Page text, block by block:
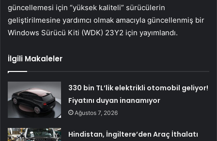
güncellemesi için “yüksek kaliteli” sürücülerin
geliştirilmesine yardımcı olmak amacıyla güncellenmiş bir
Windows Sürücü Kiti (WDK) 23Y2 için yayımlandı.
İlgili Makaleler
330 bin TL’lik elektrikli otomobil geliyor!
Fiyatını duyan inanamıyor
Ağustos 7, 2026
Hindistan, İngiltere’den Araç İthalatı